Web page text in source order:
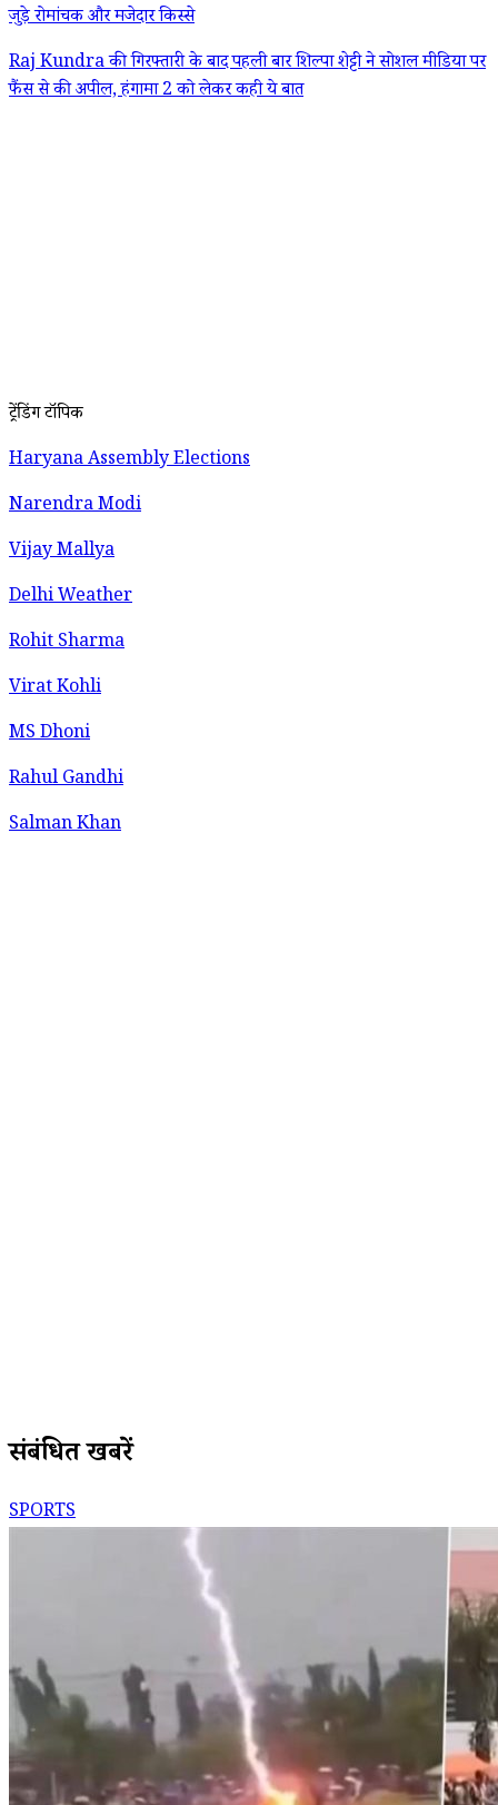
जुड़े रोमांचक और मजेदार किस्से
Raj Kundra की गिरफ्तारी के बाद पहली बार शिल्पा शेट्टी ने सोशल मीडिया पर
फैंस से की अपील, हंगामा 2 को लेकर कही ये बात
ट्रेंडिंग टॉपिक
Haryana Assembly Elections
Narendra Modi
Vijay Mallya
Delhi Weather
Rohit Sharma
Virat Kohli
MS Dhoni
Rahul Gandhi
Salman Khan
संबंधित खबरें
SPORTS